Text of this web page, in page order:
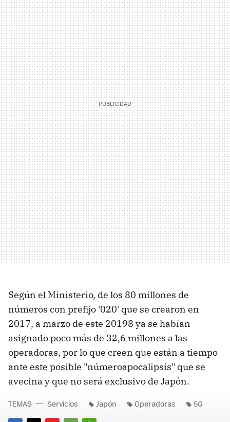
Según el Ministerio, de los 80 millones de
números con prefijo '020' que se crearon en
2017, a marzo de este 20198 ya se habían
asignado poco más de 32,6 millones a las
operadoras, por lo que creen que están a tiempo
ante este posible "númeroapocalipsis" que se
avecina y que no será exclusivo de Japón.
TEMAS Servicios Japón Operadoras 5G